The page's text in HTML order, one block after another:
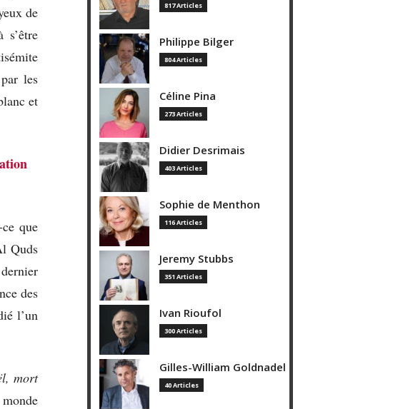
de
les
et
que
Quds
des
l’un
mort
817 Articles
Philippe Bilger
804 Articles
Céline Pina
273 Articles
Didier Desrimais
403 Articles
Sophie de Menthon
116 Articles
Jeremy Stubbs
351 Articles
Ivan Rioufol
300 Articles
Gilles-William Goldnadel
40 Articles